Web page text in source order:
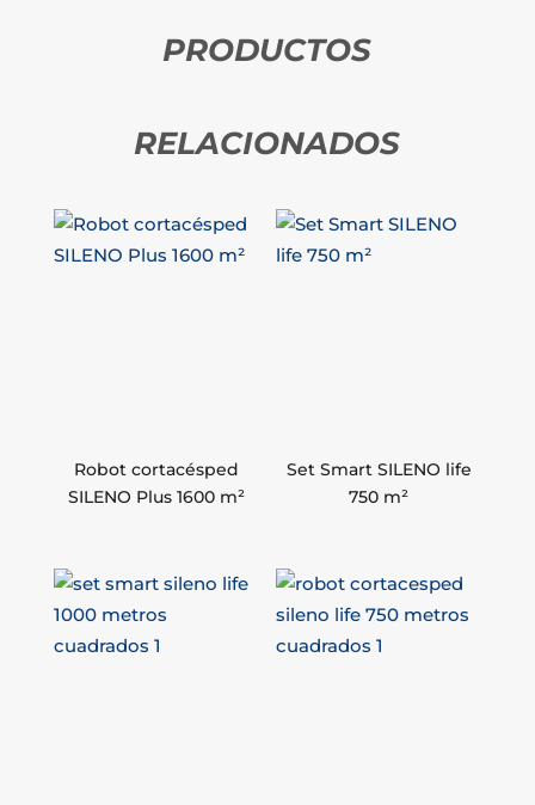
PRODUCTOS
RELACIONADOS
Robot cortacésped
SILENO Plus 1600 m²
Set Smart SILENO life
750 m²